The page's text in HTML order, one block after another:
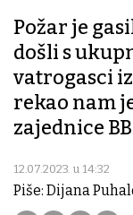
Požar je
došli s
vatrogasci
rekao nam
zajednice
12.07.2023. u 14:32
Piše: Dijana